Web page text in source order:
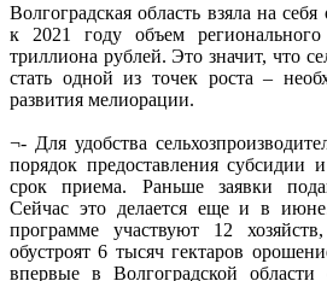
Волгоградская область взяла на себя
к 2021 году объем
триллиона рублей. Это значит, что
стать одной из точек роста –
развития мелиорации.
¬- Для удобства
порядок предоставления субсидии
срок приема. Раньше заявки
Сейчас это делается еще и в
программе участвуют 12
обустроят 6 тысяч гектаров
впервые в Волгоградской